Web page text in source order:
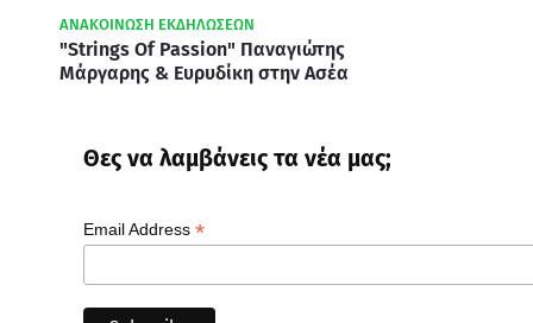
ΑΝΑΚΟΙΝΩΣΗ ΕΚΔΗΛΩΣΕΩΝ
"Strings Of Passion" Παναγιώτης
Μάργαρης & Ευρυδίκη στην Ασέα
Θες να λαμβάνεις τα νέα μας;
Email Address *